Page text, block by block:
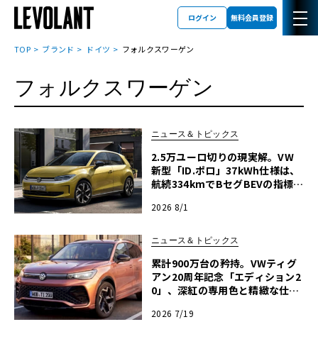
ログイン 無料会員登録
TOP ブランド ドイツ フォルクスワーゲン
フォルクスワーゲン
ニュース＆トピックス
2.5万ユーロ切りの現実解。VW
新型「ID.ポロ」37kWh仕様は、
航続334kmでBセグBEVの指標と
2026 8/1
ニュース＆トピックス
累計900万台の矜持。VWティグ
アン20周年記念「エディション2
0」、深紅の専用色と精緻な仕立
2026 7/19